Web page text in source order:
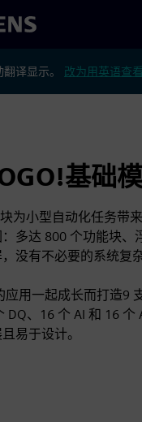
译显示。 改为用英语查看
基础模
为小型自动化任务带
多达 800 个功能块、
没有不必要的系统复杂
应用一起成长而打造9
DQ、16 个 AI 和 16 个
易于设计。